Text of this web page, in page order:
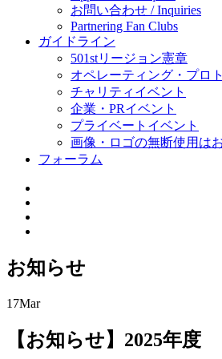
お問い合わせ / Inquiries
Partnering Fan Clubs
ガイドライン
501stリージョン憲章
オペレーティング・プロ
チャリティイベント
企業・PRイベント
プライベートイベント
画像・ロゴの無断使用は
フォーラム
お知らせ
17Mar
【お知らせ】2025年